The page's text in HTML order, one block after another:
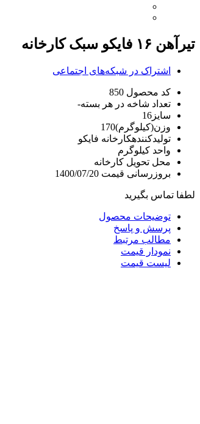
تیرآهن ۱۶ فایکو سبک کارخانه
اشتراک در شبکه‌های اجتماعی
کد محصول 850
تعداد شاخه در هر بسته-
سایز 16
وزن(کیلوگرم)170
تولیدکنندهکارخانه فایکو
واحد کیلوگرم
محل تحویل کارخانه
بروزرسانی قیمت 1400/07/20
لطفا تماس بگیرید
توضیحات محصول
پرسش و پاسخ
مطالب مرتبط
نمودار قیمت
لیست قیمت